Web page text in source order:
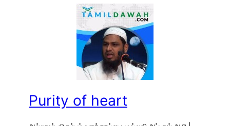
Purity of heart